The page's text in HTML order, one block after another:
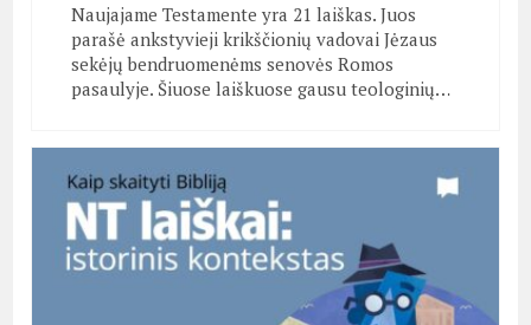
Naujajame Testamente yra 21 laiškas. Juos
parašė ankstyvieji krikščionių vadovai Jėzaus
sekėjų bendruomenėms senovės Romos
pasaulyje. Šiuose laiškuose gausu teologinių…